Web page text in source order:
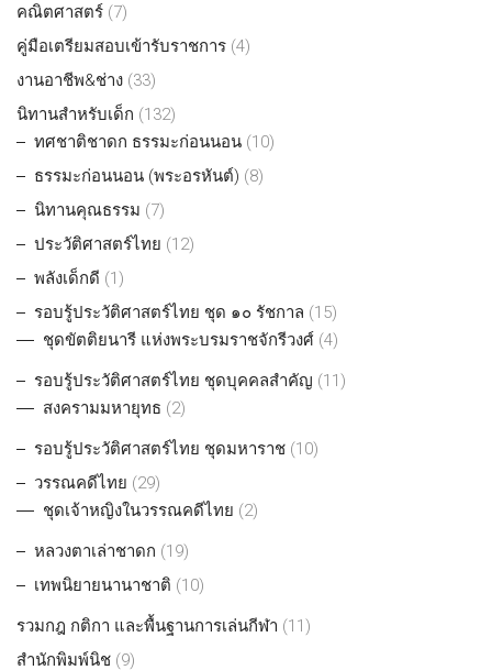
คณิตศาสตร์ (7)
คู่มือเตรียมสอบเข้ารับราชการ (4)
งานอาชีพ&ช่าง (33)
นิทานสำหรับเด็ก (132)
ทศชาติชาดก ธรรมะก่อนนอน (10)
ธรรมะก่อนนอน (พระอรหันต์) (8)
นิทานคุณธรรม (7)
ประวัติศาสตร์ไทย (12)
พลังเด็กดี (1)
รอบรู้ประวัติศาสตร์ไทย ชุด ๑๐ รัชกาล (15)
ชุดขัตติยนารี แห่งพระบรมราชจักรีวงศ์ (4)
รอบรู้ประวัติศาสตร์ไทย ชุดบุคคลสำคัญ (11)
สงครามมหายุทธ (2)
รอบรู้ประวัติศาสตร์ไทย ชุดมหาราช (10)
วรรณคดีไทย (29)
ชุดเจ้าหญิงในวรรณคดีไทย (2)
หลวงตาเล่าชาดก (19)
เทพนิยายนานาชาติ (10)
รวมกฎ กติกา และพื้นฐานการเล่นกีฬา (11)
สำนักพิมพ์นิช (9)